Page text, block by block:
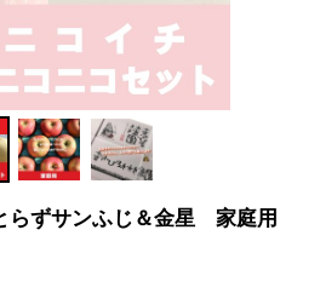
らずサンふじ＆金星 家庭用